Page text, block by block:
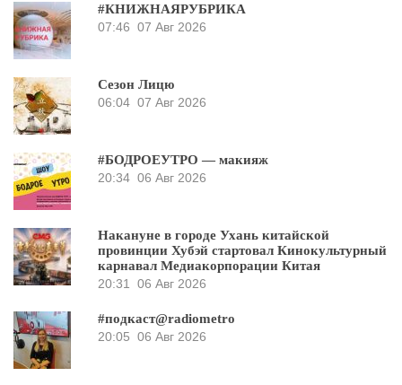
#КНИЖНАЯРУБРИКА
07:46 07 Авг 2026
Сезон Лицю
06:04 07 Авг 2026
#БОДРОЕУТРО — макияж
20:34 06 Авг 2026
Накануне в городе Ухань китайской
провинции Хубэй стартовал Кинокультурный
карнавал Медиакорпорации Китая
20:31
06 Авг 2026
#подкаст@radiometro
20:05 06 Авг 2026